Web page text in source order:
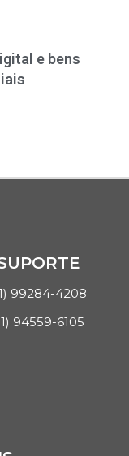
e bens
99284-4208
94559-6105